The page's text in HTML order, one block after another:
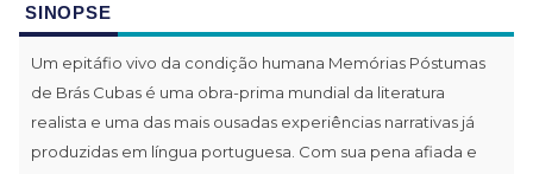
SINOPSE
Um epitáfio vivo da condição humana Memórias Póstumas
de Brás Cubas é uma obra-prima mundial da literatura
realista e uma das mais ousadas experiências narrativas já
produzidas em língua portuguesa. Com sua pena afiada e